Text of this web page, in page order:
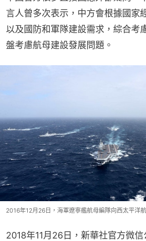
言人曾多次表示，中方會根據國家
以及國防和軍隊建設需求，綜合考
盤考慮航母建設發展問題。
2016年12月26日，海軍遼寧艦航母編隊向西太平洋航
2018年11月26日，新華社官方微